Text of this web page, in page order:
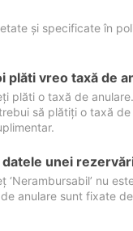
și specificate în
plăti vreo taxă de
plăti o taxă de
să plătiți o taxă
unei
nu
anulare sunt fixate